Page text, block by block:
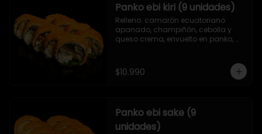
Panko ebi kiri (9 unidades)
Relleno: camarón ecuatoriano
apanado, champiñón, cebolla y
queso crema, envuelto en panko,
$10.990
Panko ebi sake (9
unidades)